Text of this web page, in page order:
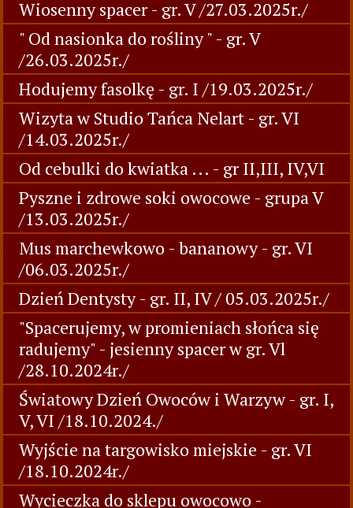
Wiosenny spacer - gr. V /27.03.2025r./
" Od nasionka do rośliny " - gr. V
/26.03.2025r./
Hodujemy fasolkę - gr. I /19.03.2025r./
Wizyta w Studio Tańca Nelart - gr. VI
/14.03.2025r./
Od cebulki do kwiatka ... - gr II,III, IV,VI
Pyszne i zdrowe soki owocowe - grupa V
/13.03.2025r./
Mus marchewkowo - bananowy - gr. VI
/06.03.2025r./
Dzień Dentysty - gr. II, IV / 05.03.2025r./
"Spacerujemy, w promieniach słońca się
radujemy" - jesienny spacer w gr. Vl
/28.10.2024r./
Światowy Dzień Owoców i Warzyw - gr. I,
V, VI /18.10.2024./
Wyjście na targowisko miejskie - gr. VI
/18.10.2024r./
Wycieczka do sklepu owocowo -